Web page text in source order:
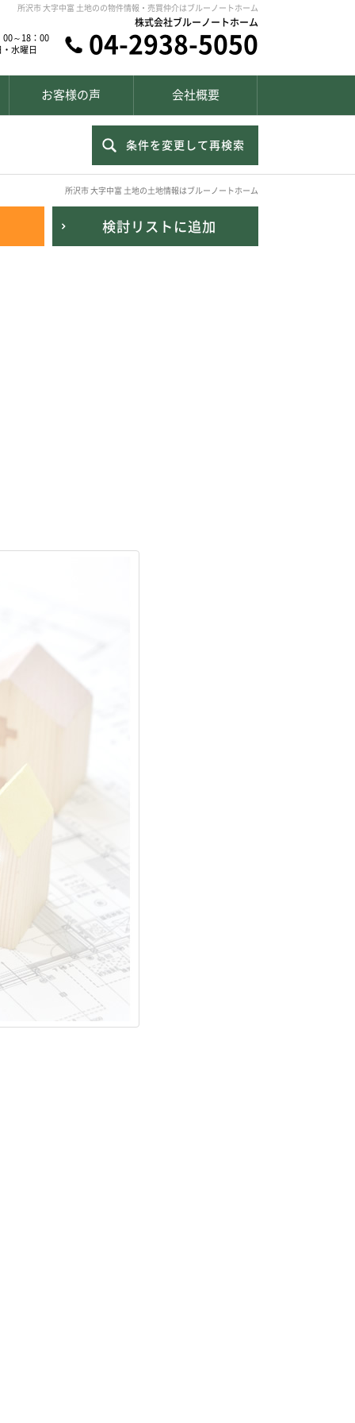
所沢市 大字中富 土地のの物件情報・売買仲介はブルーノートホーム
～18：00
水曜日
株式会社ブルーノートホーム
04-2938-5050
お客様の声 会社概要
条件を変更して再検索
所沢市 大字中富 土地の土地情報はブルーノートホーム
検討リストに追加